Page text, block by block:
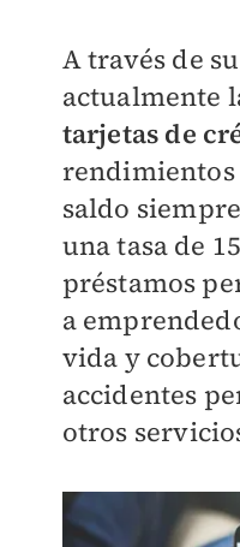
A través de
actualmente
tarjetas de
saldo
una tasa de
préstamos
a
vida y
accidentes
otros